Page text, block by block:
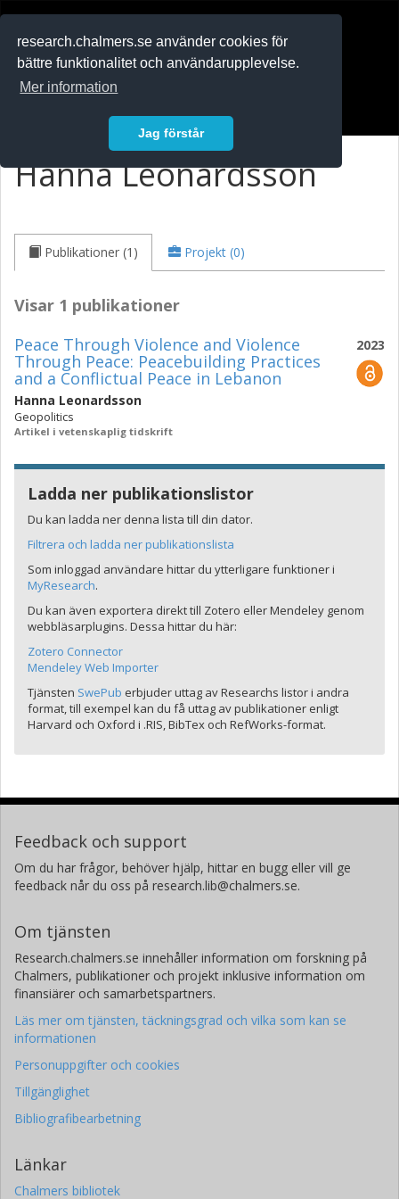
research.chalmers.se använder cookies för
bättre funktionalitet och användarupplevelse.
Mer information
Jag förstår
Hanna Leonardsson
Publikationer (1) Projekt (0)
Visar 1 publikationer
2023
Peace Through Violence and Violence
Through Peace: Peacebuilding Practices
and a Conflictual Peace in Lebanon
Hanna Leonardsson
Geopolitics
Artikel i vetenskaplig tidskrift
Ladda ner publikationslistor
Du kan ladda ner denna lista till din dator.
Filtrera och ladda ner publikationslista
Som inloggad användare hittar du ytterligare funktioner i
MyResearch.
Du kan även exportera direkt till Zotero eller Mendeley genom
webbläsarplugins. Dessa hittar du här:
Zotero Connector
Mendeley Web Importer
Tjänsten SwePub erbjuder uttag av Researchs listor i andra
format, till exempel kan du få uttag av publikationer enligt
Harvard och Oxford i .RIS, BibTex och RefWorks-format.
Feedback och support
Om du har frågor, behöver hjälp, hittar en bugg eller vill ge
feedback når du oss på research.lib@chalmers.se.
Om tjänsten
Research.chalmers.se innehåller information om forskning på
Chalmers, publikationer och projekt inklusive information om
finansiärer och samarbetspartners.
Läs mer om tjänsten, täckningsgrad och vilka som kan se
informationen
Personuppgifter och cookies
Tillgänglighet
Bibliografibearbetning
Länkar
Chalmers bibliotek